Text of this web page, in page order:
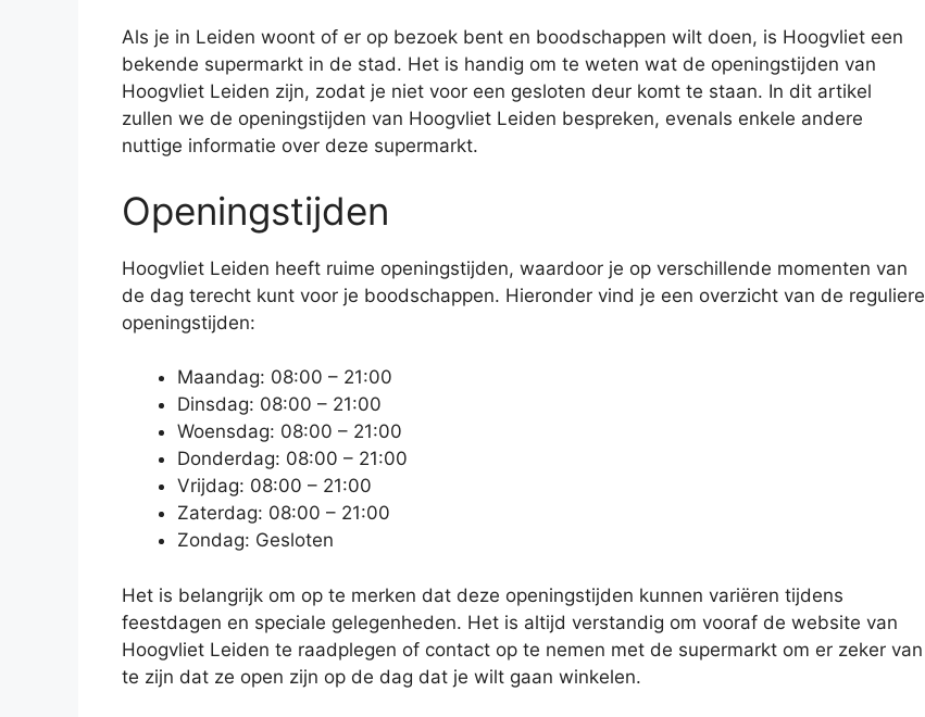
Als je in Leiden woont of er op bezoek bent en boodschappen wilt doen, is Hoogvliet een
bekende supermarkt in de stad. Het is handig om te weten wat de openingstijden van
Hoogvliet Leiden zijn, zodat je niet voor een gesloten deur komt te staan. In dit artikel
zullen we de openingstijden van Hoogvliet Leiden bespreken, evenals enkele andere
nuttige informatie over deze supermarkt.
Openingstijden
Hoogvliet Leiden heeft ruime openingstijden, waardoor je op verschillende momenten van
de dag terecht kunt voor je boodschappen. Hieronder vind je een overzicht van de reguliere
openingstijden:
Maandag: 08:00 – 21:00
Dinsdag: 08:00 – 21:00
Woensdag: 08:00 – 21:00
Donderdag: 08:00 – 21:00
Vrijdag: 08:00 – 21:00
Zaterdag: 08:00 – 21:00
Zondag: Gesloten
Het is belangrijk om op te merken dat deze openingstijden kunnen variëren tijdens
feestdagen en speciale gelegenheden. Het is altijd verstandig om vooraf de website van
Hoogvliet Leiden te raadplegen of contact op te nemen met de supermarkt om er zeker van
te zijn dat ze open zijn op de dag dat je wilt gaan winkelen.